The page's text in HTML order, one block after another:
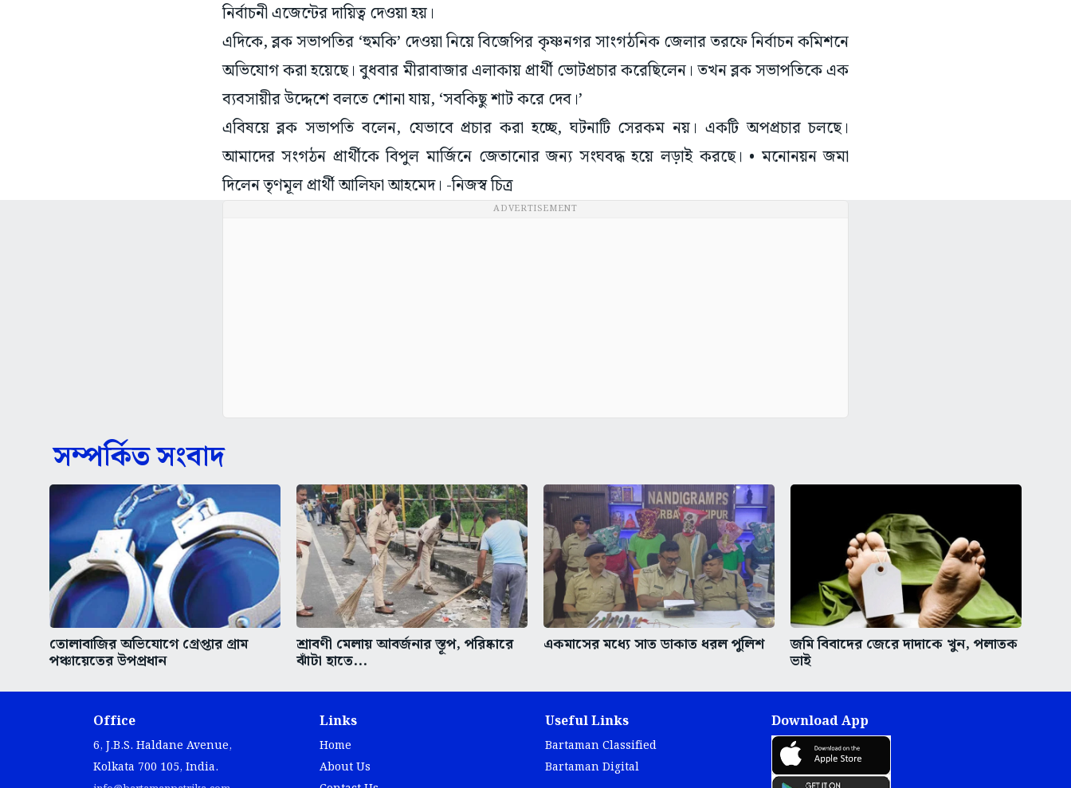
নির্বাচনী এজেন্টের দায়িত্ব দেওয়া হয়।
এদিকে, ব্লক সভাপতির ‘হুমকি’ দেওয়া নিয়ে বিজেপির কৃষ্ণনগর সাংগঠনিক জেলার তরফে নির্বাচন কমিশনে
অভিযোগ করা হয়েছে। বুধবার মীরাবাজার এলাকায় প্রার্থী ভোটপ্রচার করেছিলেন। তখন ব্লক সভাপতিকে এক
ব্যবসায়ীর উদ্দেশে বলতে শোনা যায়, ‘সবকিছু শাট করে দেব।’
এবিষয়ে ব্লক সভাপতি বলেন, যেভাবে প্রচার করা হচ্ছে, ঘটনাটি সেরকম নয়। একটি অপপ্রচার চলছে।
আমাদের সংগঠন প্রার্থীকে বিপুল মার্জিনে জেতানোর জন্য সংঘবদ্ধ হয়ে লড়াই করছে। • মনোনয়ন জমা
দিলেন তৃণমূল প্রার্থী আলিফা আহমেদ। -নিজস্ব চিত্র
ADVERTISEMENT
সম্পর্কিত সংবাদ
তোলাবাজির অভিযোগে গ্রেপ্তার গ্রাম
পঞ্চায়েতের উপপ্রধান
শ্রাবণী মেলায় আবর্জনার স্তূপ, পরিষ্কারে
ঝাঁটা হাতে...
একমাসের মধ্যে সাত ডাকাত ধরল পুলিশ জমি বিবাদের জেরে দাদাকে খুন, পলাতক
ভাই
Office
6, J.B.S. Haldane Avenue,
Kolkata 700 105, India.
Links
Home
About Us
Useful Links
Bartaman Classified
Bartaman Digital
Download App